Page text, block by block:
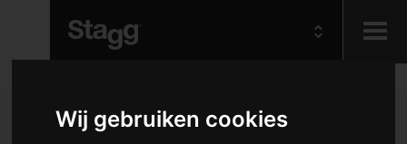
Wij gebruiken cookies